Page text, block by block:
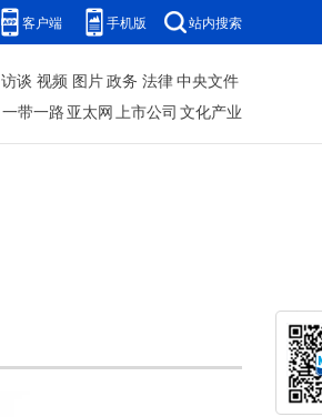
客户端 手机版 站内搜索
访谈 视频 图片政务 法律中央文件
一带一路 亚太网上市公司 文化产业